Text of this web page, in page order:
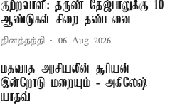
குற்றவாளி: தருண் தேஜ்பாலுக்கு 10
ஆண்டுகள் சிறை தண்டனை
தினத்தந்தி 06 Aug 2026
மதவாத அரசியலின் சூரியன்
இன்றோடு மறையும் - அகிலேஷ்
யாதவ்